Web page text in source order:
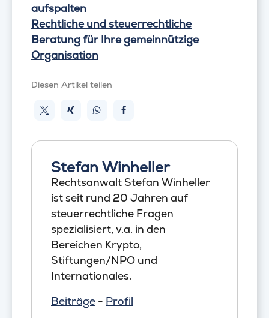
aufspalten
Rechtliche und steuerrechtliche
Beratung für Ihre gemeinnützige
Organisation
Diesen Artikel teilen
Stefan Winheller
Rechtsanwalt Stefan Winheller
ist seit rund 20 Jahren auf
steuerrechtliche Fragen
spezialisiert, v.a. in den
Bereichen Krypto,
Stiftungen/NPO und
Internationales.
Beiträge - Profil